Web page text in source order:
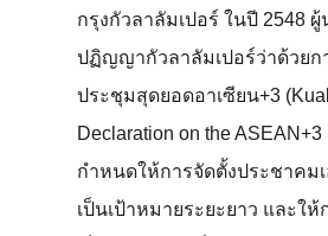
กรุงกัวลาลัมเปอร์ ในปี 2548
ปฏิญญากัวลาลัมเปอร์ว่าด้วยก
ประชุมสุดยอดอาเซียน+3
Declaration on the ASEAN+3
กำหนดให้การจัดตั้งประชาคม
เป็นเป้าหมายระยะยาว และให้